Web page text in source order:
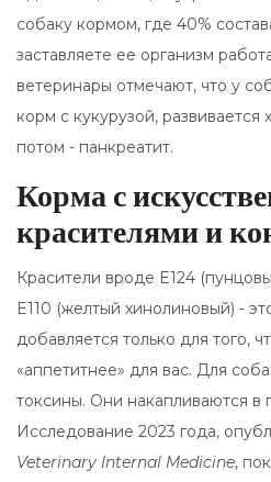
собаку кормом, где 40%
заставляете ее организм
ветеринары отмечают, что у
корм с кукурузой, развивается
потом - панкреатит.
Корма с
красителями и
Красители вроде E124
E110 (желтый хинолиновый) -
добавляется только для того,
«аппетитнее» для вас. Для
токсины. Они накапливаются в
Исследование 2023 года,
Veterinary Internal Medicine,